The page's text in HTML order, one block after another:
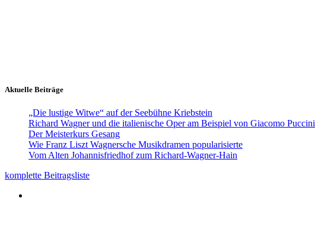
Aktuelle Beiträge
„Die lustige Witwe“ auf der Seebühne Kriebstein
Richard Wagner und die italienische Oper am Beispiel von Giacomo Puccini
Der Meisterkurs Gesang
Wie Franz Liszt Wagnersche Musikdramen popularisierte
Vom Alten Johannisfriedhof zum Richard-Wagner-Hain
komplette Beitragsliste